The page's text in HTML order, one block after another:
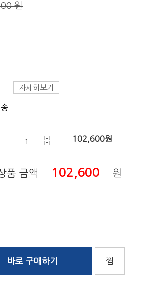
원
자세히보기
102,600원
품 금액 102,600 원
바로 구매하기 찜